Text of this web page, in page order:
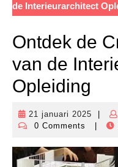
de Interieurarchitect
Ontdek de
van de
Opleiding
21 januari 2025
21
januari
0 Comments